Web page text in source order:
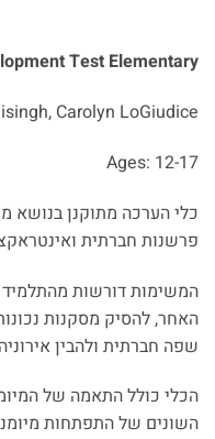
Test Elementary
Carolyn LoGiudice
Ages: 12-17
כלי הערכה מתוקנן בנושא
פרשנות חברתית
המשימות דורשות
האחר, להסיק מסקנות
שפה חברתית ולהבין
הכלי כולל התאמה של
השונים של התפתחות